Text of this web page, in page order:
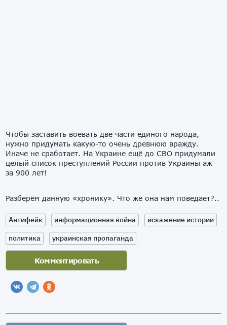
Чтобы заставить воевать две части единого народа,
нужно придумать какую-то очень древнюю вражду.
Иначе не сработает. На Украине ещё до СВО придумали
целый список преступлений России против Украины аж
за 900 лет!
Разберём данную «хронику». Что же она нам поведает?..
Антифейк информационная война
искажение истории
политика
украинская пропаганда